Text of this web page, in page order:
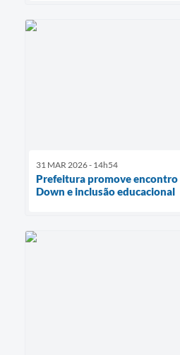
31 MAR 2026 - 14h54
Prefeitura promove encontro
Down e inclusão educacional